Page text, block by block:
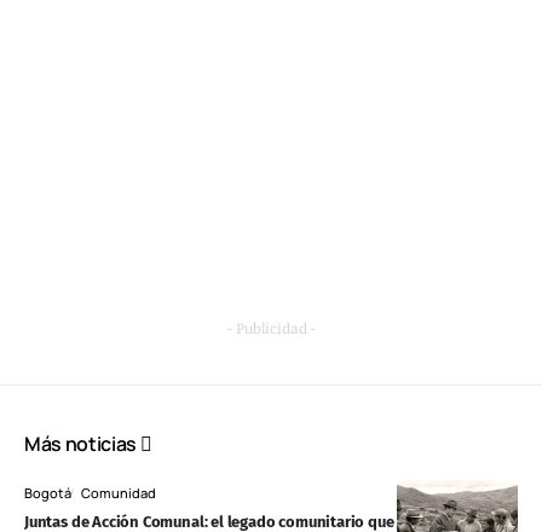
- Publicidad -
Más noticias
Bogotá Comunidad
Juntas de Acción Comunal: el legado comunitario que nació en